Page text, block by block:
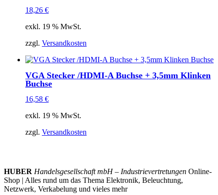
18,26 €
exkl. 19 % MwSt.
zzgl. Versandkosten
VGA Stecker /HDMI-A Buchse + 3,5mm Klinken
Buchse
16,58 €
exkl. 19 % MwSt.
zzgl. Versandkosten
HUBER Handelsgesellschaft mbH – Industrievertretungen Online-
Shop | Alles rund um das Thema Elektronik, Beleuchtung,
Netzwerk, Verkabelung und vieles mehr